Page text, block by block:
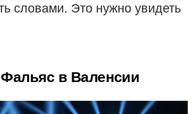
словами. Это нужно увидеть
Фальяс в Валенсии